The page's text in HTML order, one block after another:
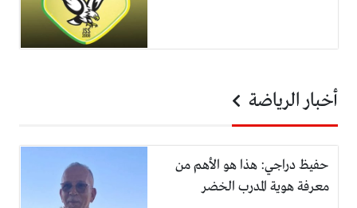
أخبار الرياضة
حفيظ دراجي: هذا هو الأهم من
معرفة هوية المدرب الخضر